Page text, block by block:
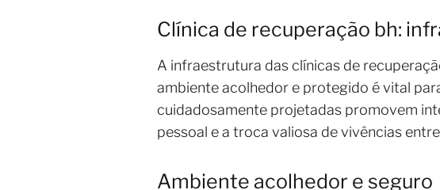
Clínica de recuperação bh:
A infraestrutura das clínicas de
ambiente acolhedor e protegido é vital
cuidadosamente projetadas promovem
pessoal e a troca valiosa de vivências
Ambiente acolhedor e seguro